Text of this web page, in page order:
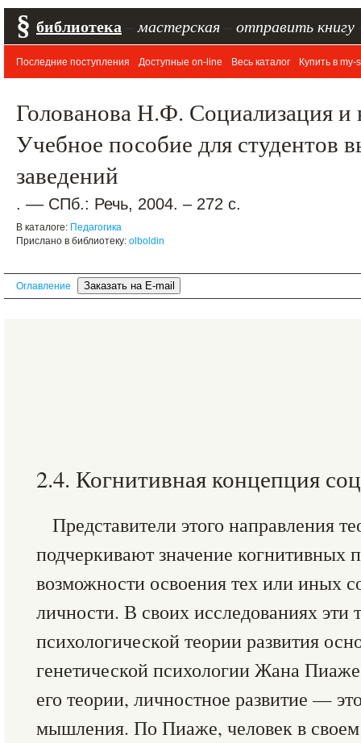
§ библиотека мастерская отправить книгу
Последние поступления Доступные on-line Весь каталог Купить в my-
Голованова Н.Ф. Социализация и
Учебное пособие для студентов
заведений
. –– СПб.: Речь, 2004. – 272 с.
В каталоге: Педагогика
Прислано в библиотеку: olboldin
Оглавление
2.4. Когнитивная концепция
Представители этого направления
подчеркивают значение когнитивных
возможности освоения тех или иных
личности. В своих исследованиях эти
психологической теории развития
генетической психологии Жана
его теории, личностное развитие —
мышления. По Пиаже, человек в